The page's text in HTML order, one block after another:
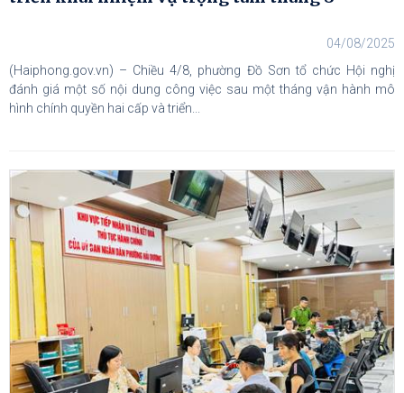
04/08/2025
(Haiphong.gov.vn) – Chiều 4/8, phường Đồ Sơn tổ chức Hội nghị
đánh giá một số nội dung công việc sau một tháng vận hành mô
hình chính quyền hai cấp và triển...